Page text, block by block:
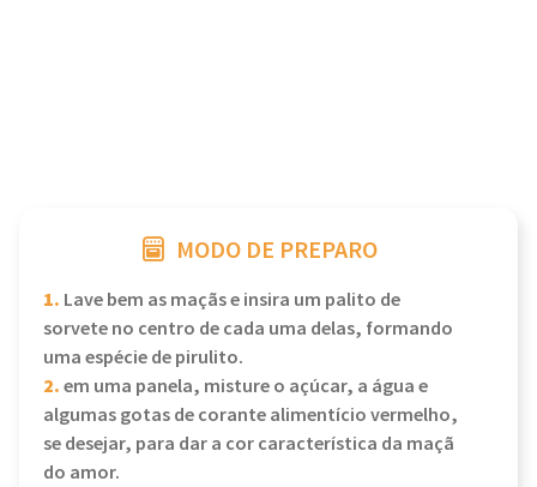
MODO DE PREPARO
1. Lave bem as maçãs e insira um palito de
sorvete no centro de cada uma delas, formando
uma espécie de pirulito.
2.em uma panela, misture o açúcar, a água e
algumas gotas de corante alimentício vermelho,
se desejar, para dar a cor característica da maçã
do amor.